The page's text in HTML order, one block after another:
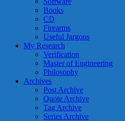
Books
CD
Firearms
Useful Jargons
My Research
Verification
Master of Engineering
Philosophy
Archives
Post Archive
Quote Archive
Tag Archive
Series Archive